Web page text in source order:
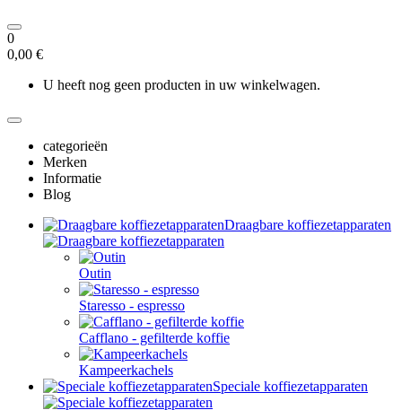
0
0,00 €
U heeft nog geen producten in uw winkelwagen.
categorieën
Merken
Informatie
Blog
Draagbare koffiezetapparaten
Outin
Staresso - espresso
Cafflano - gefilterde koffie
Kampeerkachels
Speciale koffiezetapparaten